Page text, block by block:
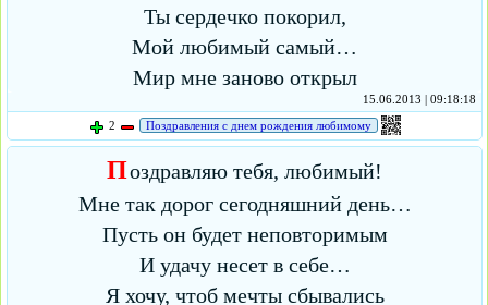
Ты сердечко покорил,
Мой любимый самый…
Мир мне заново открыл
15.06.2013 | 09:18:18
2
Поздравления с днем рождения любимому
Поздравляю тебя, любимый!
Мне так дорог сегодняшний день…
Пусть он будет неповторимым
И удачу несет в себе…
Я хочу, чтоб мечты сбывались